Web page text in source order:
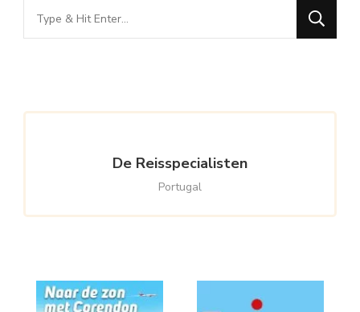
Looking
for
De Reisspecialisten
Portugal